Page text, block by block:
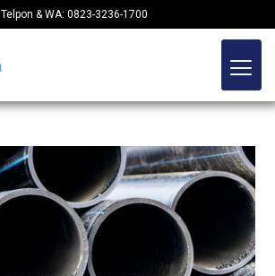
Telpon & WA: 0823-3236-1700